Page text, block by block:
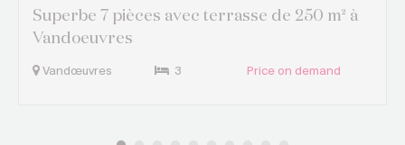
Superbe 7 pièces avec terrasse de 250 m² à
Vandoeuvres
Vandœuvres 3 Price on demand